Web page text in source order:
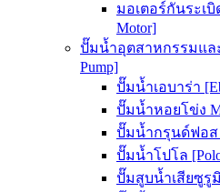
มอเตอร์กันระเบิ
Motor]
ปั๊มน้ำอุตสาหกรรมแล
Pump]
ปั๊มน้ำเอบาร่า
ปั๊มน้ำหอยโข่ง
ปั๊มน้ำกรุนด์ฟอส
ปั๊มน้ำโปโล [Polo
ปั๊มสูบน้ำเสียซูรูมิ